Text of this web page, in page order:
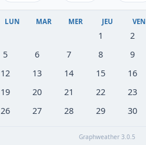
LUN MAR MER JEU VEN
1 2
5
6 7 8 9
12
13 14 15 16
19
20 21 22 23
26
27 28 29 30
Graphweather 3.0.5